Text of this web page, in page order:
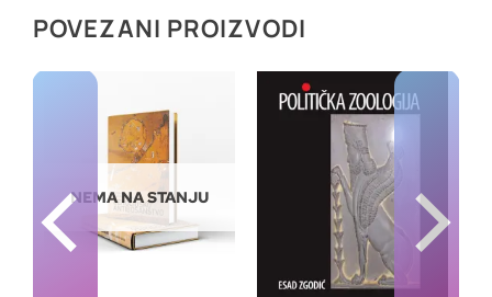
POVEZANI PROIZVODI
NEMA NA STANJU